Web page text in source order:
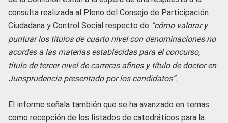
consulta realizada al Pleno del Consejo de Participación
Ciudadana y Control Social respecto de “cómo valorar y
puntuar los títulos de cuarto nivel con denominaciones no
acordes a las materias establecidas para el concurso,
título de tercer nivel de carreras afines y título de doctor en
Jurisprudencia presentado por los candidatos”.
El informe señala también que se ha avanzado en temas
como recepción de los listados de catedráticos para la